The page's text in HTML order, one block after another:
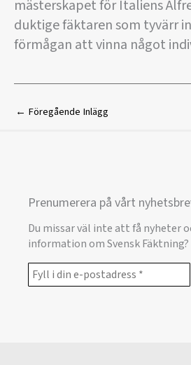
mästerskapet för Italiens
duktige fäktaren som tyvärr
förmågan att vinna något
← Föregående Inlägg
Prenumerera på vårt
Du missar väl inte att få nyheter
information om Svensk Fäktning?